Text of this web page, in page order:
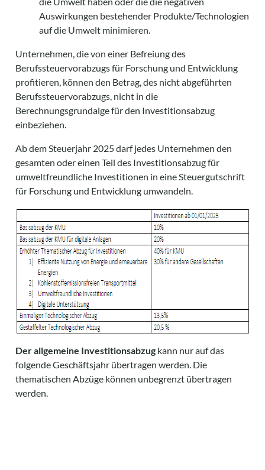
Auswirkungen bestehender Produkte/Technologien
auf die Umwelt minimieren.
Unternehmen, die von einer Befreiung des
Berufssteuervorabzugs für Forschung und Entwicklung
profitieren, können den Betrag, des nicht abgeführten
Berufssteuervorabzugs, nicht in die
Berechnungsgrundalge für den Investitionsabzug
einbeziehen.
Ab dem Steuerjahr 2025 darf jedes Unternehmen den
gesamten oder einen Teil des Investitionsabzug für
umweltfreundliche Investitionen in eine Steuergutschrift
für Forschung und Entwicklung umwandeln.
Der allgemeine Investitionsabzug kann nur auf das
folgende Geschäftsjahr übertragen werden. Die
thematischen Abzüge können unbegrenzt übertragen
werden.